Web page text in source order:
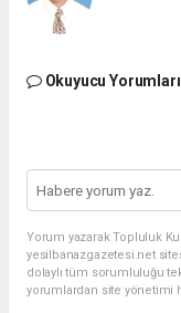
Okuyucu Yorumları
Yorum yazarak Topluluk
yesilbanazgazetesi.net
dolaylı tüm sorumluluğu
yorumlardan site yönetimi